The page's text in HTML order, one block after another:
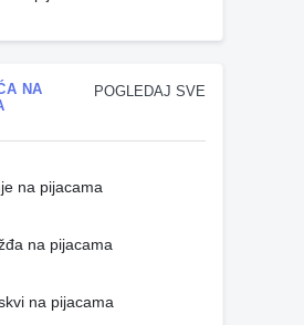
POGLEDAJ SVE
NA
na pijacama
na pijacama
na pijacama